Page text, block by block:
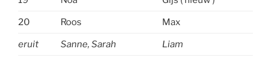
20 Roos Max
eruit Sanne, Sarah Liam